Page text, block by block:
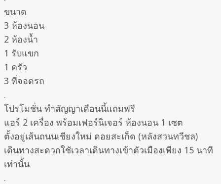
ขนาด
3 ห้องนอน
2 ห้องน้ำ
1 รับแขก
1 ครัว
3 ที่จอดรถ
.
โปรโมชั่น ทำสัญญาเดือนนี้แถมฟรี
แอร์ 2 เครื่อง พร้อมเฟอร์นิเจอร์ ห้องนอน 1 เซต
ตั้งอยู่เส้นถนนเชียงใหม่ ดอยสะเก็ด (หลังสวนทวีชล)
เดินทางสะดวกใชัเวลาเดินทางเข้าตัวเมืองเพียง 15 นาที
เท่านั้น
.